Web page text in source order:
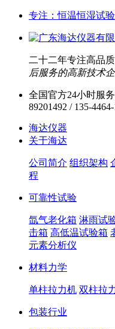
专注：恒温恒湿试
二十二年专注高品
后服务的高新技术
全国官方24小时服
89201492 / 135-
海达仪器
关于海达
公司简介 组织架构
程
可靠性试验
氙气老化箱 淋雨试
击箱 高低温试验箱
元素分析仪
材料力学
单柱拉力机 双柱拉
包装行业